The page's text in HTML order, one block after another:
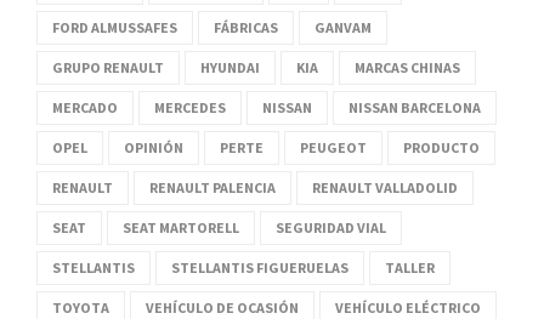
FORD ALMUSSAFES FÁBRICAS GANVAM
GRUPO RENAULT HYUNDAI KIA MARCAS CHINAS
MERCADO MERCEDES NISSAN NISSAN BARCELONA
OPEL OPINIÓN PERTE PEUGEOT PRODUCTO
RENAULT RENAULT PALENCIA RENAULT VALLADOLID
SEAT SEAT MARTORELL SEGURIDAD VIAL
STELLANTIS STELLANTIS FIGUERUELAS TALLER
TOYOTA VEHÍCULO DE OCASIÓN VEHÍCULO ELÉCTRICO